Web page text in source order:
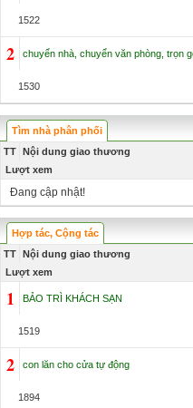
1522
2 chuyển nhà, chuyển văn phòng, trọn
1530
Tìm nhà phân phối
TT
Nội dung giao thương
Lượt xem
Đang cập nhật!
Hợp tác, Cộng tác
TT
Nội dung giao thương
Lượt xem
1 BẢO TRÌ KHÁCH SẠN
1519
2 con lăn cho cửa tự động
1894